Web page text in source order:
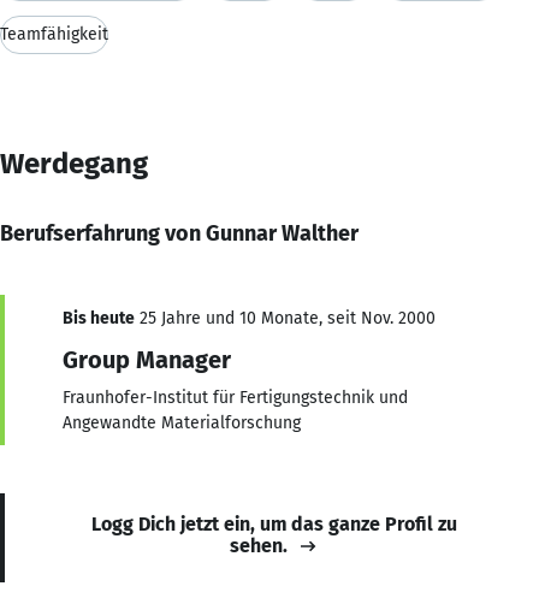
Teamfähigkeit
Werdegang
Berufserfahrung von Gunnar Walther
Bis heute 25 Jahre und 10 Monate, seit Nov. 2000
Group Manager
Fraunhofer-Institut für Fertigungstechnik und
Angewandte Materialforschung
Logg Dich jetzt ein, um das ganze Profil zu
sehen.